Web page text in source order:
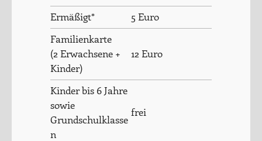
Ermäßigt*
5 Euro
Familienkarte
(2 Erwachsene +
Kinder)
12 Euro
Kinder bis 6 Jahre
sowie
Grundschulklasse
n
frei